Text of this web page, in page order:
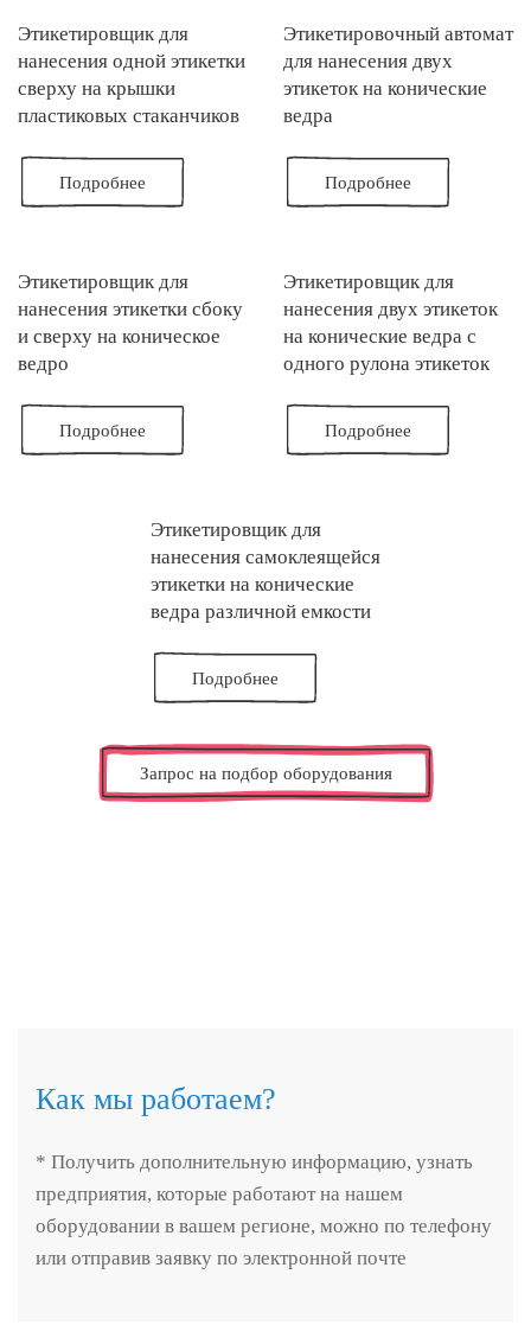
Этикетировщик для
нанесения одной этикетки
сверху на крышки
пластиковых стаканчиков
Подробнее
Этикетировочный автомат
для нанесения двух
этикеток на конические
ведра
Подробнее
Этикетировщик для
нанесения этикетки сбоку
и сверху на коническое
ведро
Подробнее
Этикетировщик для
нанесения двух этикеток
на конические ведра с
одного рулона этикеток
Подробнее
Этикетировщик для
нанесения самоклеящейся
этикетки на конические
ведра различной емкости
Подробнее
Запрос на подбор оборудования
Как мы работаем?
* Получить дополнительную информацию, узнать
предприятия, которые работают на нашем
оборудовании в вашем регионе, можно по телефону
или отправив заявку по электронной почте